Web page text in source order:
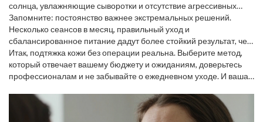
солнца, увлажняющие сыворотки и отсутствие агрессивных
скрабов в течение недели.
Запомните: постоянство важнее экстремальных решений.
Несколько сеансов в месяц, правильный уход и
сбалансированное питание дадут более стойкий результат, чем
однократный «чудо‑процедурный» удар.
Итак, подтяжка кожи без операции реальна. Выберите метод,
который отвечает вашему бюджету и ожиданиям, доверьтесь
профессионалам и не забывайте о ежедневном уходе. И ваша